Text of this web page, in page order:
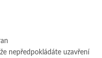
nepředpokládáte uzavření